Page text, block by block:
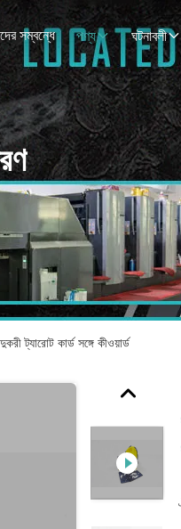
সম্বন্ধে পণ্য ঘটনাবলী
ট্যারোট কার্ড সঙ্গে কীওয়ার্ড